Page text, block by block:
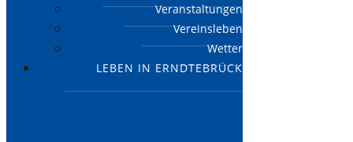
Veranstaltungen
Vereinsleben
Wetter
LEBEN IN ERNDTEBRÜCK